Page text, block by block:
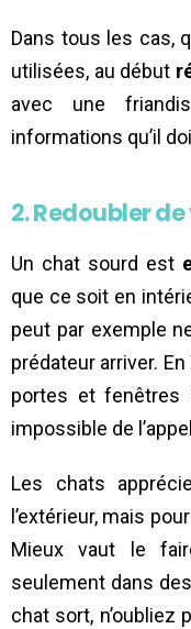
Dans tous les cas,
utilisées, au début
avec une
informations qu’il
2. Redoubler
Un chat sourd est
que ce soit en
peut par exemple
prédateur arriver.
portes et fenêtres
impossible de
Les chats
l’extérieur, mais
Mieux vaut le
seulement dans
chat sort, n’oubliez